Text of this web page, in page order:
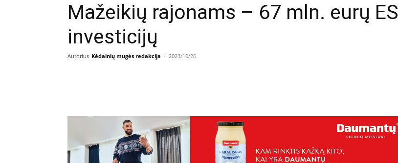
Mažeikių rajonams – 67 mln. eurų ES
investicijų
Autorius Kėdainių mugės redakcija - 2023/10/26